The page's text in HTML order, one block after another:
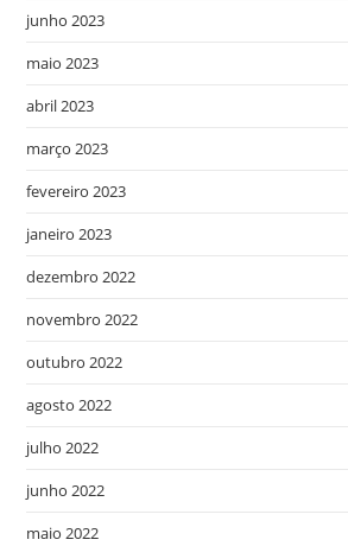
junho 2023
maio 2023
abril 2023
março 2023
fevereiro 2023
janeiro 2023
dezembro 2022
novembro 2022
outubro 2022
agosto 2022
julho 2022
junho 2022
maio 2022